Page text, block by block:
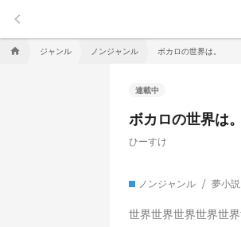
keyboard_arrow_left
home ジャンル ノンジャンル ボカロの世界は。
連載中
ボカロの世界は。
ひーすけ
ノンジャンル 夢小説
世界世界世界世界世